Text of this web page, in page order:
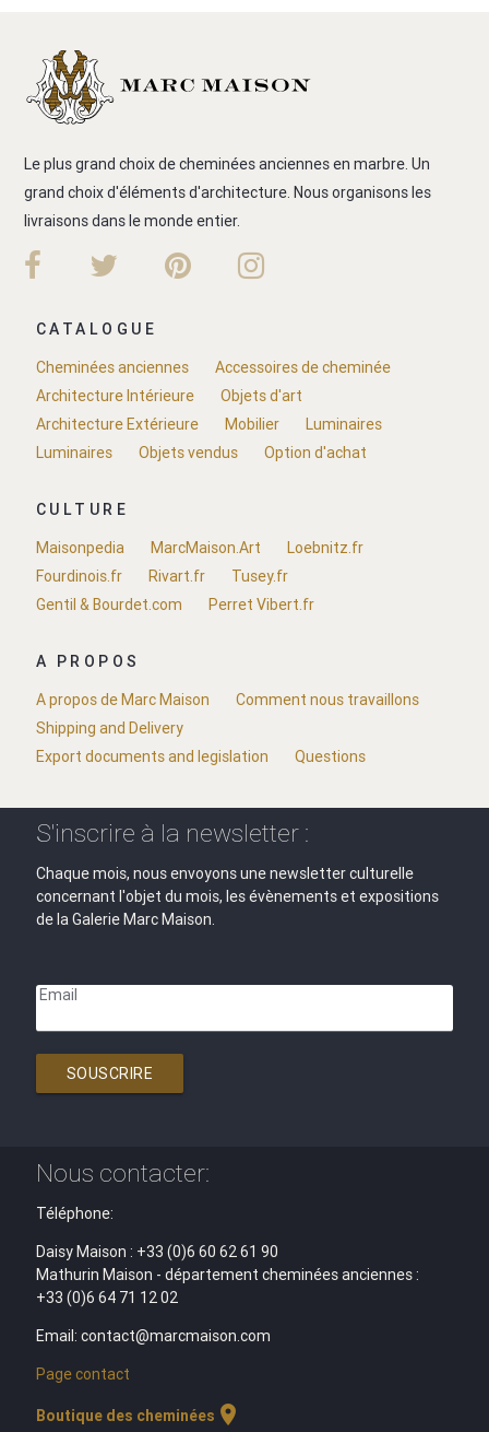
Le plus grand choix de cheminées anciennes en marbre. Un
grand choix d'éléments d'architecture. Nous organisons les
livraisons dans le monde entier.
CATALOGUE
Cheminées anciennes
Accessoires de cheminée
Architecture Intérieure
Objets d'art
Architecture Extérieure
Mobilier
Luminaires
Luminaires
Objets vendus Option d'achat
CULTURE
Maisonpedia
MarcMaison.Art
Loebnitz.fr
Fourdinois.fr
Rivart.fr
Tusey.fr
Gentil & Bourdet.com
Perret Vibert.fr
A PROPOS
A propos de Marc Maison
Comment nous travaillons
Shipping and Delivery
Export documents and legislation
Questions
S'inscrire à la newsletter :
Chaque mois, nous envoyons une newsletter culturelle
concernant l'objet du mois, les évènements et expositions
de la Galerie Marc Maison.
Email
SOUSCRIRE
Nous contacter:
Téléphone:
Daisy Maison : +33 (0)6 60 62 61 90
Mathurin Maison - département cheminées anciennes :
+33 (0)6 64 71 12 02
Email: contact@marcmaison.com
Page contact
Boutique des cheminées location_on